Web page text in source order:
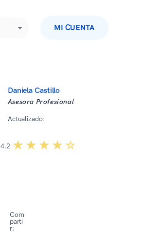
MI CUENTA
Daniela Castillo
Asesora Profesional
Actualizado:
4.2 ☆☆☆☆☆
★★★★★
Com
parti
r: